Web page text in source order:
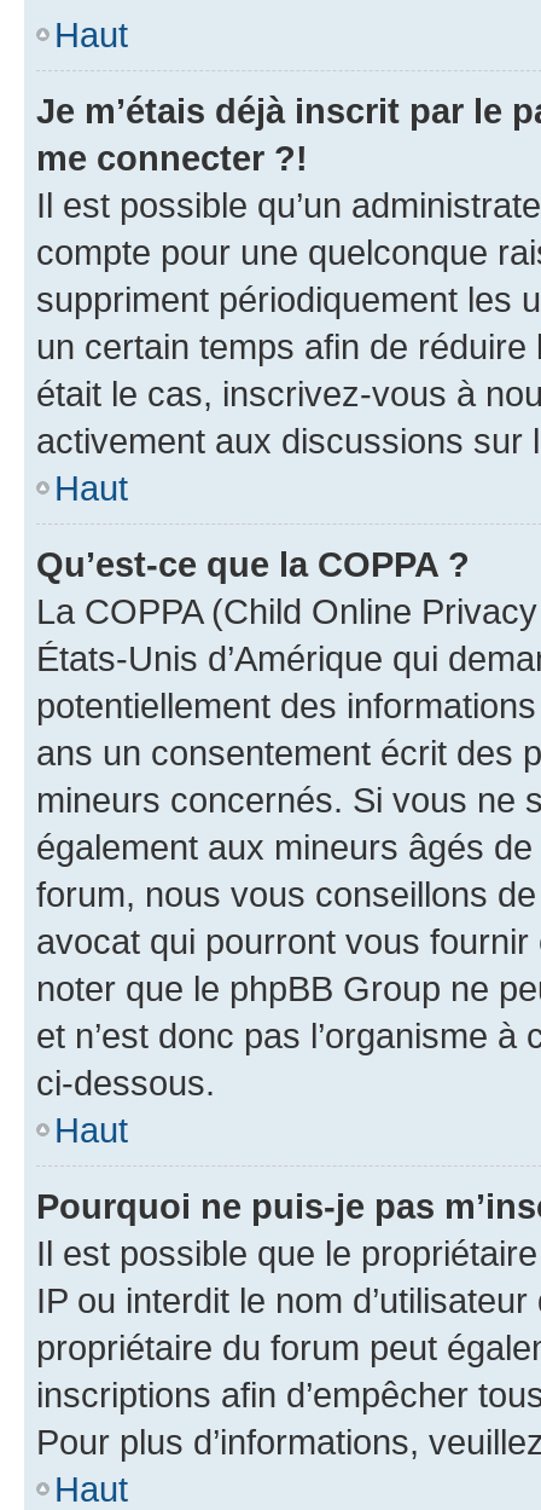
Haut
Je m’étais déjà inscrit par le
me connecter ?!
Il est possible qu’un
compte pour une quelconque
suppriment périodiquement les
un certain temps afin de
était le cas, inscrivez-vous à
activement aux discussions sur
Haut
Qu’est-ce que la COPPA ?
La COPPA (Child Online
États-Unis d’Amérique qui
potentiellement des
ans un consentement écrit des
mineurs concernés. Si vous ne
également aux mineurs âgés
forum, nous vous conseillons
avocat qui pourront vous
noter que le phpBB Group ne
et n’est donc pas l’organisme
ci-dessous.
Haut
Pourquoi ne puis-je pas
Il est possible que le
IP ou interdit le nom
propriétaire du forum peut
inscriptions afin d’empêcher
Pour plus d’informations,
Haut